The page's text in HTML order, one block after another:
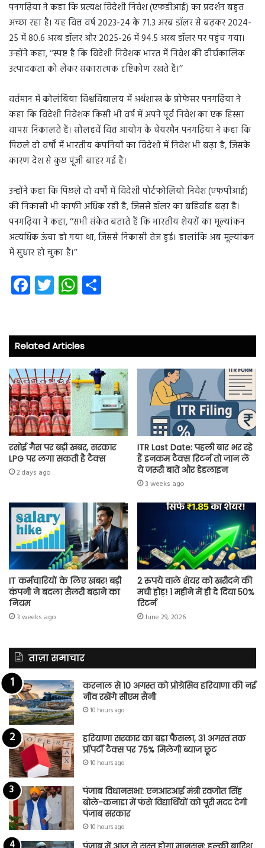
पनगढ़िया ने कहा कि प्रत्यक्ष विदेशी निवेश (एफडीआई) का प्रदर्शन बहुत
अच्छा रहा है। यह वित्त वर्ष 2023-24 के 71.3 अरब डॉलर से बढ़कर 2024-
25 में 80.6 अरब डॉलर और 2025-26 में 94.5 अरब डॉलर पर पहुंच गया।
उन्होंने कहा, ‘‘स्पष्ट है कि विदेशी निवेशक भारत में निवेश की दीर्घकालिक
उत्पादकता को लेकर सकारात्मक दृष्टिकोण रखते हैं।’’
वर्तमान में कोलंबिया विश्वविद्यालय में अर्थशास्त्र के प्रोफेसर पनगढ़िया ने
कहा कि विदेशी निवेशक किसी भी वर्ष में अपने पूर्व निवेश का एक हिस्सा
वापस निकालते हैं। सोलहवें वित्त आयोग के चेयरमैन पनगढ़िया ने कहा कि
पिछले दो वर्षों में भारतीय कंपनियों का विदेशों में निवेश भी बढ़ा है, जिसके
कारण देश से कुछ पूंजी बाहर गई है।
उन्होंने कहा कि पिछले दो वर्षों में विदेशी पोर्टफोलियो निवेश (एफपीआई)
की निकासी भी काफी अधिक रही है, जिससे डॉलर का बहिर्वाह बढ़ा है।
पनगढ़िया ने कहा, ‘‘सभी संकेत बताते हैं कि भारतीय शेयरों का मूल्यांकन
अत्यधिक ऊंचा हो गया था, जिससे निकासी तेज हुई। हालांकि अब मूल्यांकन
में सुधार हो चुका है।’’
Fa
ce
o
ok
T
wi
er
W
ha
A
p
p
Related Articles
रसोई गैस पर बड़ी खबर, सरकार
LPG पर लगा सकती है टैक्स
2 days ago
ITR Last Date: पहली बार भर रहे
हैं इनकम टैक्स रिटर्न तो जान लें
ये जरूरी बातें और डेडलाइन
3 weeks ago
IT कर्मचारियों के लिए खबर! बड़ी
कंपनी ने बदला सैलरी बढ़ाने का
नियम
3 weeks ago
2 रुपये वाले शेयर को खरीदने की
मची होड़! 1 महीने में ही दे दिया 50%
रिटर्न
June 29, 2026
ताज़ा समाचार
करनाल से 10 अगस्त को प्रोग्रेसिव हरियाणा की नई
नींव रखेंगे सीएम सैनी
10 hours ago
हरियाणा सरकार का बड़ा फैसला, 31 अगस्त तक
प्रॉपर्टी टैक्स पर 75% मिलेगी ब्याज छूट
10 hours ago
पंजाब विधानसभा: एनआरआई मंत्री रवजोत सिंह
बोले-कनाडा में फंसे विद्यार्थियों को पूरी मदद देगी
पंजाब सरकार
10 hours ago